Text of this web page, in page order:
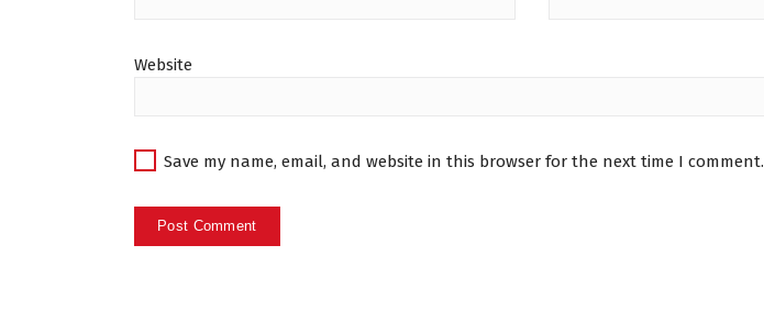
Website
Save my name, email, and website in this browser for the next time I comment.